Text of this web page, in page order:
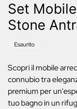
Set
Stone
Etichetta
Esaurito
Scopri il mobile
connubio tra
premium per
tuo bagno in un